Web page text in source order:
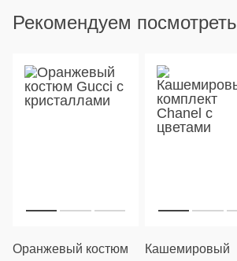
Рекомендуем посмотреть
Оранжевый костюм
Кашемировый